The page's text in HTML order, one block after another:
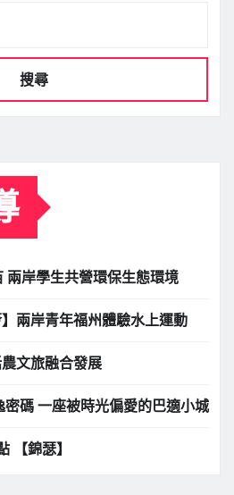
搜尋
兩岸學生共營環保生態環境
】兩岸青年福州體驗水上運動
文旅融合發展
碼 一座被時光偏愛的巴適小城
【錦瑟】